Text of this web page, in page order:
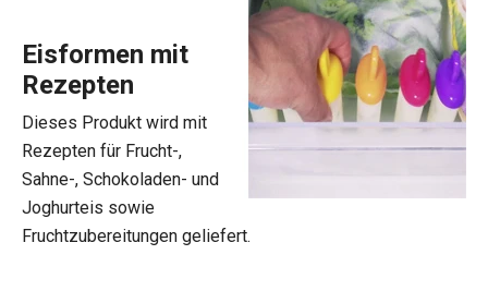
Eisformen mit
Rezepten
Dieses Produkt wird mit
Rezepten für Frucht-,
Sahne-, Schokoladen- und
Joghurteis sowie
Fruchtzubereitungen geliefert.